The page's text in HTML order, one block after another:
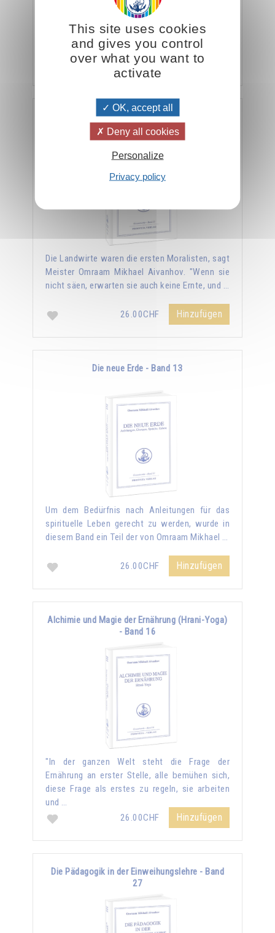
Viele Esoteriker sehen ihre Aufgabe darin, ihre
Schüler im Sinne einer rein intellektuellen
Verfeinerung religiöser und philosophischer …
26.00CHF Hinzufügen
Die Gesetze der kosmischen Moral - Band 12
Die Landwirte waren die ersten Moralisten, sagt
Meister Omraam Mikhael Aivanhov. "Wenn sie
nicht säen, erwarten sie auch keine Ernte, und …
26.00CHF Hinzufügen
Die neue Erde - Band 13
Um dem Bedürfnis nach Anleitungen für das
spirituelle Leben gerecht zu werden, wurde in
diesem Band ein Teil der von Omraam Mikhael …
26.00CHF Hinzufügen
Alchimie und Magie der Ernährung (Hrani-Yoga)
- Band 16
"In der ganzen Welt steht die Frage der
Ernährung an erster Stelle, alle bemühen sich,
diese Frage als erstes zu regeln, sie arbeiten
und …
26.00CHF
Hinzufügen
Die Pädagogik in der Einweihungslehre - Band
27
This site uses cookies
and gives you control
over what you want to
activate
OK, accept all
Deny all cookies
Personalize
Privacy policy